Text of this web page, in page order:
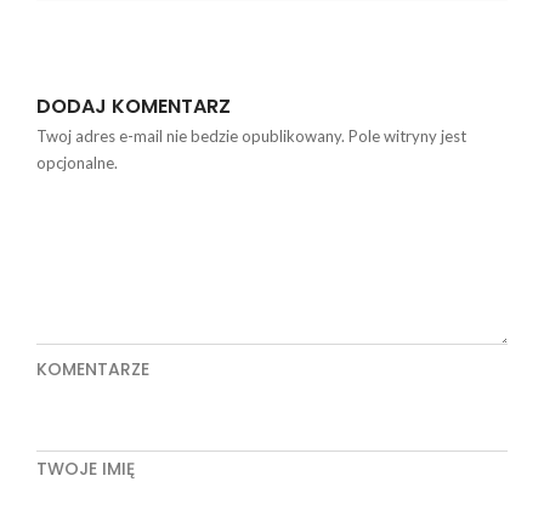
DODAJ KOMENTARZ
Twoj adres e-mail nie bedzie opublikowany. Pole witryny jest
opcjonalne.
KOMENTARZE
TWOJE IMIĘ